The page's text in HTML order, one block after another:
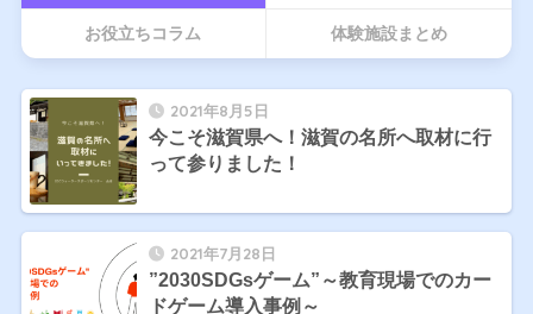
お役立ちコラム 体験施設まとめ
2021年8月5日
今こそ滋賀県へ！滋賀の名所へ取材に行
って参りました！
2021年7月28日
”2030SDGsゲーム”～教育現場でのカー
ドゲーム導入事例～